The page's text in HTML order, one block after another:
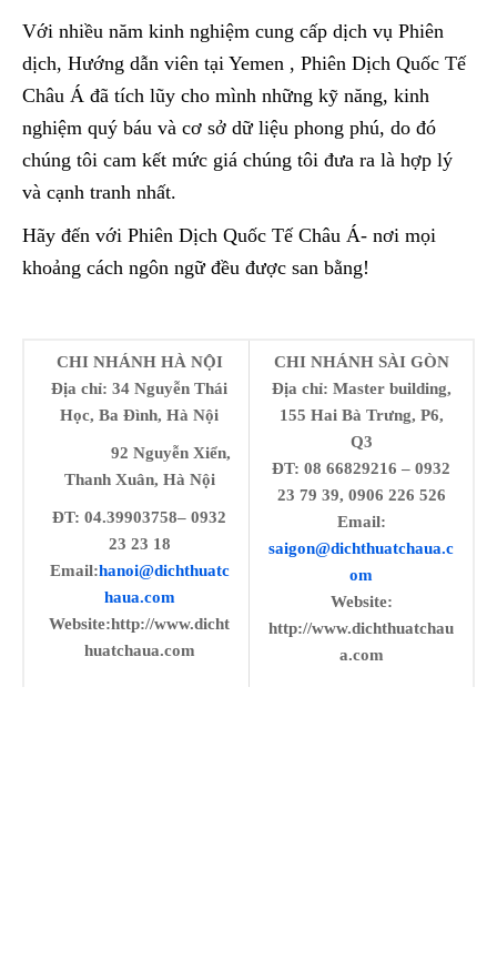
Với nhiều năm kinh nghiệm cung cấp dịch vụ Phiên
dịch, Hướng dẫn viên tại Yemen , Phiên Dịch Quốc Tế
Châu Á đã tích lũy cho mình những kỹ năng, kinh
nghiệm quý báu và cơ sở dữ liệu phong phú, do đó
chúng tôi cam kết mức giá chúng tôi đưa ra là hợp lý
và cạnh tranh nhất.
Hãy đến với Phiên Dịch Quốc Tế Châu Á- nơi mọi
khoảng cách ngôn ngữ đều được san bằng!
CHI NHÁNH HÀ NỘI
Địa chỉ: 34 Nguyễn Thái
Học, Ba Đình, Hà Nội
92 Nguyễn Xiển,
Thanh Xuân, Hà Nội
ĐT: 04.39903758– 0932
23 23 18
Email:hanoi@dichthuatc
haua.com
Website:http://www.dicht
huatchaua.com
CHI NHÁNH SÀI GÒN
Địa chỉ: Master building,
155 Hai Bà Trưng, P6,
Q3
ĐT: 08 66829216 – 0932
23 79 39, 0906 226 526
Email:
saigon@dichthuatchaua.c
om
Website:
http://www.dichthuatchau
a.com